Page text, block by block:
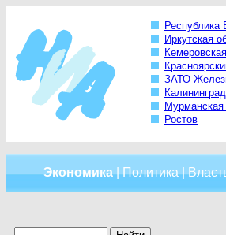
Республика
Иркутская
ЗАТО
Мурманская
Ростов
Экономика|Политика|